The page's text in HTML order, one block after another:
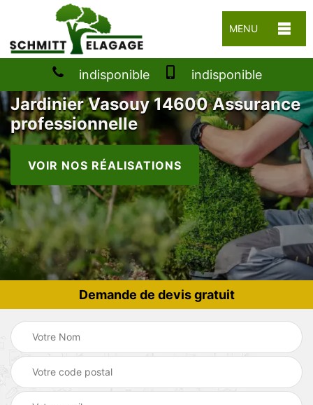
MENU
indisponible indisponible
Jardinier Vasouy 14600 Assurance
professionnelle
VOIR NOS RÉALISATIONS
Demande de devis gratuit